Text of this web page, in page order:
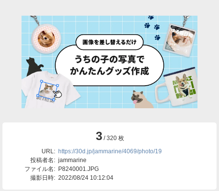
3/ 320 枚
URL: https://30d.jp/jammarine/4069/photo/19
投稿者名: jammarine
ファイル名: P8240001.JPG
撮影日時: 2022/08/24 10:12:04